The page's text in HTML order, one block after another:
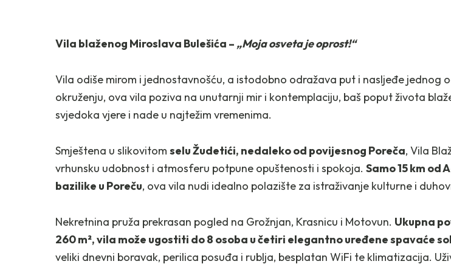
Vila blaženog Miroslava Bulešića – „Moja osveta je oprost!“
Vila odiše mirom i jednostavnošću, a istodobno odražava put i nasljeđe jednog
okruženju, ova vila poziva na unutarnji mir i kontemplaciju, baš poput života
svjedoka vjere i nade u najtežim vremenima.
Smještena u slikovitom selu Žudetići, nedaleko od povijesnog Poreča, Vila
vrhunsku udobnost i atmosferu potpune opuštenosti i spokoja. Samo 15 km od
bazilike u Poreču, ova vila nudi idealno polazište za istraživanje kulturne i
Nekretnina pruža prekrasan pogled na Grožnjan, Krasnicu i Motovun. Ukupna
260 m², vila može ugostiti do 8 osoba u četiri elegantno uređene spavaće
veliki dnevni boravak, perilica posuđa i rublja, besplatan WiFi te klimatizacija.